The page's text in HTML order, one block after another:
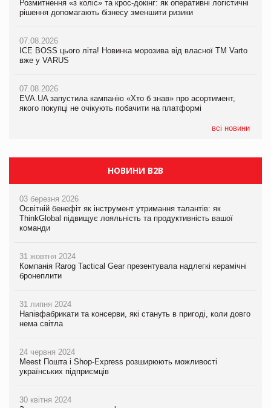
Розмитнення «з коліс» та крос-докінг: як оперативні логістичні
рішення допомагають бізнесу зменшити ризики
07.08.2026
ICE BOSS цього літа! Новинка морозива від власної ТМ Varto
вже у VARUS
07.08.2026
EVA.UA запустила кампанію «Хто б знав» про асортимент,
якого покупці не очікують побачити на платформі
всі новини
Розмитнення «з коліс» та крос-докінг: як оперативні логістичні
рішення допомагають бізнесу зменшити ризики
07.08.2026
ICE BOSS цього літа! Новинка морозива від власної ТМ Varto
вже у VARUS
07.08.2026
EVA.UA запустила кампанію «Хто б знав» про асортимент,
якого покупці не очікують побачити на платформі
Kraft Heinz скоротила збиток у першому півріччі
Продажі Hugo Boss впали на 9%
НОВИНИ B2B
03 березня 2026
Освітній бенефіт як інструмент утримання талантів: як
ThinkGlobal підвищує лояльність та продуктивність вашої
команди
31 жовтня 2024
Компанія Rarog Tactical Gear презентувала надлегкі керамічні
бронеплити
31 липня 2024
Напівфабрикати та консерви, які стануть в пригоді, коли довго
нема світла
24 червня 2024
Meest Пошта і Shop-Express розширюють можливості
українських підприємців
30 квітня 2024